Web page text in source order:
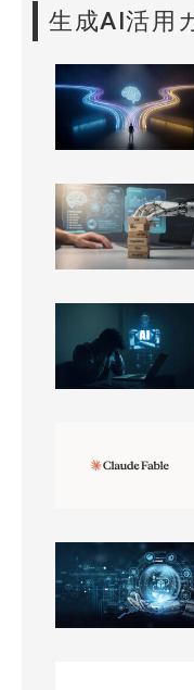
生成AI活用